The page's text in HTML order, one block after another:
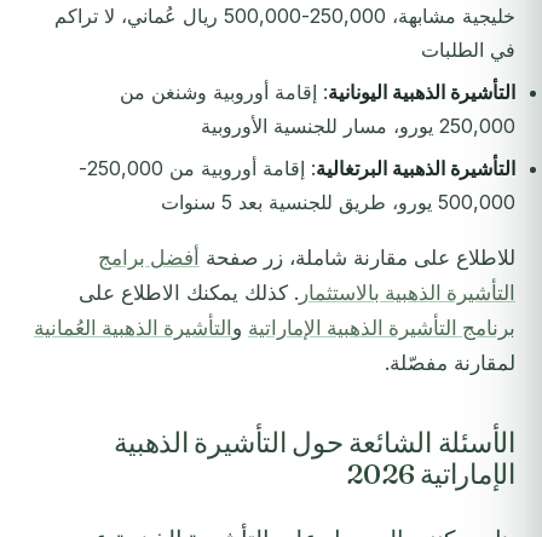
خليجية مشابهة، 250,000-500,000 ريال عُماني، لا تراكم
في الطلبات
التأشيرة الذهبية اليونانية: إقامة أوروبية وشنغن من
250,000 يورو، مسار للجنسية الأوروبية
التأشيرة الذهبية البرتغالية
: إقامة أوروبية من 250,000-
500,000 يورو، طريق للجنسية بعد 5 سنوات
للاطلاع على مقارنة شاملة، زر صفحة أفضل برامج
التأشيرة الذهبية بالاستثمار . كذلك يمكنك الاطلاع على
برنامج التأشيرة الذهبية الإماراتية و التأشيرة الذهبية العُمانية
لمقارنة مفصّلة.
الأسئلة الشائعة حول التأشيرة الذهبية
الإماراتية 2026